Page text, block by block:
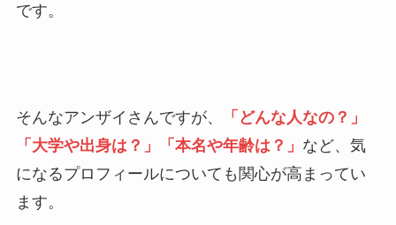
です。
そんなアンザイさんですが、
「どんな人なの？」
「大学や出身は？」「本名や年齢は？」 など、気
になるプロフィールについても関心が高まってい
ます。